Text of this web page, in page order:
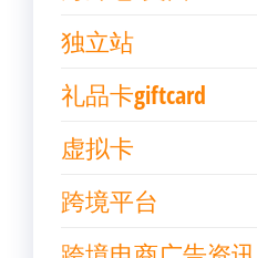
独立站
礼品卡giftcard
虚拟卡
跨境平台